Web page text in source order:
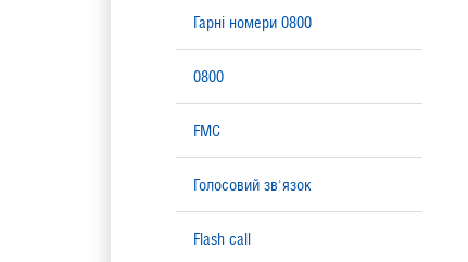
Гарні номери 0800
0800
FMC
Голосовий зв'язок
Flash call